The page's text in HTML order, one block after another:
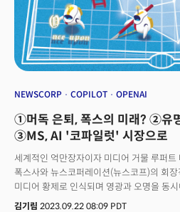
수 있는 질문 혹은 접근할 수 있는 정보 등
업데이트는 챗GPT의 사용방식을 바꾸는
2주안에 챗GPT 유료 구독자를 대상으로
AI봇에게 메시지를 보낼 수 있는 버전을 출
알렉사나 구글어시스턴트와 유사합니다.
전달하죠. 이에 기존 알렉사 등 가상비서도
챗GPT가 질문하는 내용을 파악하고 그에
도구를 사용해 쿼리를 명확하게 하거나 이미
행위자가 공인을 사칭하거나 사기를 저지
제한적으로 제공한다고 밝혔습니다.
NEWSCORP COPILOT OPENAI
①머독 은퇴, 폭스의 미래? ②유
③MS, AI '코파일럿' 시장으로
세계적인 억만장자이자 미디어 거물 루퍼
폭스사와 뉴스코퍼레이션(뉴스코프)의 회
미디어 황제로 인식되며 영광과 오명을 동
퇴임하게 되는 것입니다. 폭스 미디어 그룹
김기림 2023.09.22 08:09 PDT